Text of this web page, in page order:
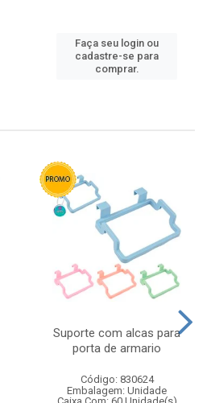
Faça seu login ou
cadastre-se para
comprar.
Suporte com alcas para
porta de armario
Código: 830624
Embalagem: Unidade